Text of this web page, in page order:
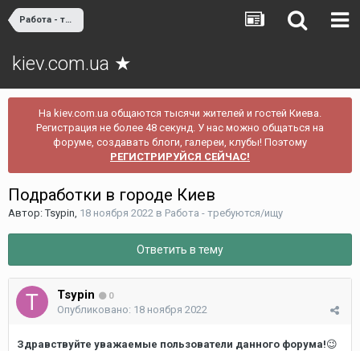
Работа - требуются/ищу
kiev.com.ua ★
На kiev.com.ua общаются тысячи жителей и гостей Киева.
Регистрация не более 48 секунд. У нас можно общаться на
форуме, создавать блоги, галереи, клубы! Поэтому
РЕГИСТРИРУЙСЯ СЕЙЧАС!
Подработки в городе Киев
Автор:Tsypin, 18 ноября 2022 в Работа - требуются/ищу
Ответить в тему
Tsypin 0
Опубликовано: 18 ноября 2022
Здравствуйте уважаемые пользователи данного форума!😉